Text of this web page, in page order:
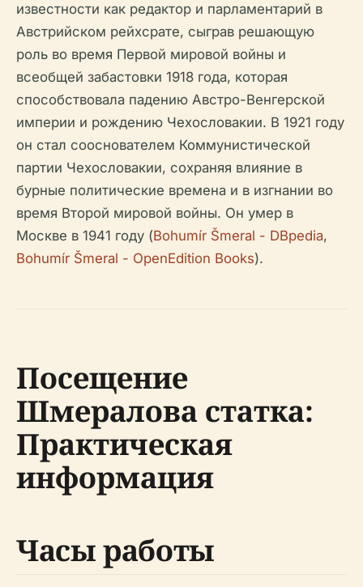
известности как редактор и парламентарий в
Австрийском рейхсрате, сыграв решающую
роль во время Первой мировой войны и
всеобщей забастовки 1918 года, которая
способствовала падению Австро-Венгерской
империи и рождению Чехословакии. В 1921 году
он стал сооснователем Коммунистической
партии Чехословакии, сохраняя влияние в
бурные политические времена и в изгнании во
время Второй мировой войны. Он умер в
Москве в 1941 году (Bohumír Šmeral - DBpedia,
Bohumír Šmeral - OpenEdition Books).
Посещение
Шмералова статка:
Практическая
информация
Часы работы